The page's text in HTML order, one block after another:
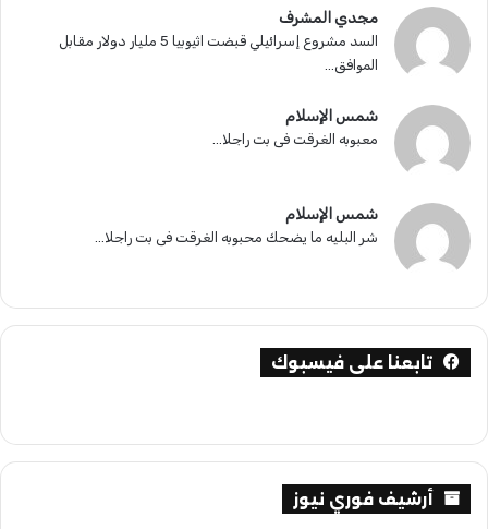
مجدي المشرف
السد مشروع إسرائيلي قبضت اثيوبيا 5 مليار دولار مقابل
الموافق...
شمس الإسلام
معبوبه الغرقت فى بت راجلا...
شمس الإسلام
شر البليه ما يضحك محبوبه الغرقت فى بت راجلا...
تابعنا على فيسبوك
أرشيف فوري نيوز